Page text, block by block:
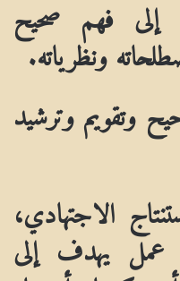
ونظرياته.
وتقويم وترشيد
الاجتهادي،
عمل يهدف إلى